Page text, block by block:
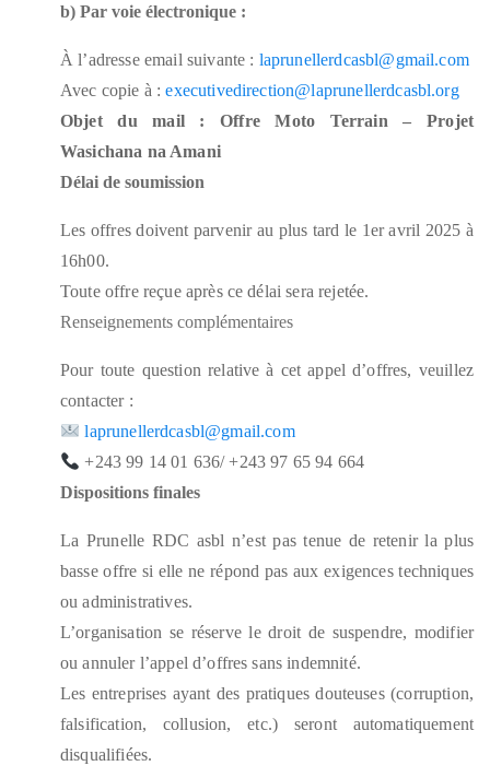
b) Par voie électronique :
À l’adresse email suivante : laprunellerdcasbl@gmail.com
Avec copie à :executivedirection@laprunellerdcasbl.org
Objet du mail : Offre Moto Terrain – Projet
Wasichana na Amani
Délai de soumission
Les offres doivent parvenir au plus tard le 1er avril 2025 à
16h00.
Toute offre reçue après ce délai sera rejetée.
Renseignements complémentaires
Pour toute question relative à cet appel d’offres, veuillez
contacter :
laprunellerdcasbl@gmail.com
+243 99 14 01 636/ +243 97 65 94 664
Dispositions finales
La Prunelle RDC asbl n’est pas tenue de retenir la plus
basse offre si elle ne répond pas aux exigences techniques
ou administratives.
L’organisation se réserve le droit de suspendre, modifier
ou annuler l’appel d’offres sans indemnité.
Les entreprises ayant des pratiques douteuses (corruption,
falsification, collusion, etc.) seront automatiquement
disqualifiées.